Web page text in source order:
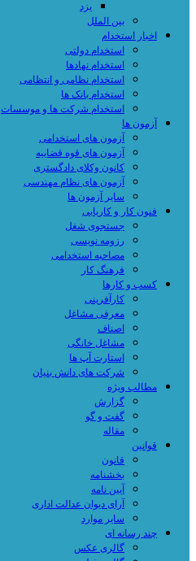
یزد
بین الملل
اخبار استخدام
استخدام دولتی
استخدام نهادها
استخدام نظامی و انتظامی
استخدام بانک ها
استخدام شرکت ها و موسسات
آزمون ها
آزمون های استخدامی
آزمون های قوه قضاییه
کانون وکلای دادگستری
آزمون های نظام مهندسی
سایر آزمون ها
فنون کار و کاریابی
جستجوی شغل
رزومه نویسی
مصاحبه استخدامی
فرهنگ کار
کسب و کارها
کارآفرینی
معرفی مشاغل
اصناف
مشاغل خانگی
استارت آپ ها
شرکت های دانش بنیان
مطالب ویژه
گزارش
گفت و گو
مقاله
قوانین
قانون
بخشنامه
آیین نامه
آرای دیوان عدالت اداری
سایر موارد
چند رسانه ای
گالری عکس